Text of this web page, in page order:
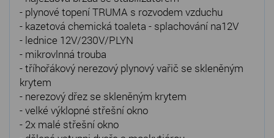
- plynové topení TRUMA s rozvodem vzduchu
- kazetová chemická toaleta - splachování na12V
- lednice 12V/230V/PLYN
- mikrovlnná trouba
- tříhořákový nerezový plynový vařič se skleněným
krytem
- nerezový dřez se skleněným krytem
- velké výklopné střešní okno
- 2x malé střešní okno